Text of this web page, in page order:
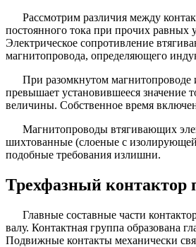
Рассмотрим различия между
постоянного тока при прочих равных
Электрическое сопротивление
магнитопровода, определяющего
При разомкнутом
превышает установившееся значение
величины. Собственное время
Магнитопроводы втягивающих
шихтованные (слоеные с изолирующей
подобные требования излишни.
Трехфазный контактор
Главные составные части
валу. Контактная группа образована
Подвижные контакты механически